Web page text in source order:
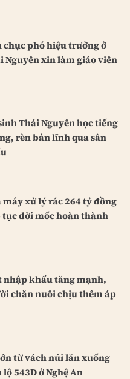
chục phó hiệu trưởng ở
Nguyên xin làm giáo viên
Thái Nguyên học tiếng
rèn bản lĩnh qua sân
máy xử lý rác 264 tỷ đồng
dời mốc hoàn thành
nhập khẩu tăng mạnh,
chăn nuôi chịu thêm áp
từ vách núi lăn xuống
543D ở Nghệ An